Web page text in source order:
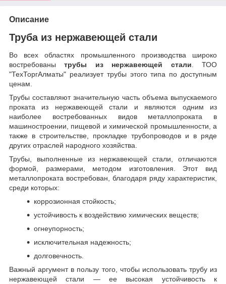
Описание
Труба из нержавеющей стали
Во всех областях промышленного производства широко
востребованытрубы из нержавеющей стали. ТОО
"ТехТоргАлматы" реализует трубы этого типа по доступным
ценам.
Трубы составляют значительную часть объема выпускаемого
проката из нержавеющей стали и являются одним из
наиболее востребованных видов металлопроката в
машиностроении, пищевой и химической промышленности, а
также в строительстве, прокладке трубопроводов и в ряде
других отраслей народного хозяйства.
Трубы, выполненные из нержавеющей стали, отличаются
формой, размерами, методом изготовления. Этот вид
металлопроката востребован, благодаря ряду характеристик,
среди которых:
коррозионная стойкость;
устойчивость к воздействию химических веществ;
огнеупорность;
исключительная надежность;
долговечность.
Важный аргумент в пользу того, чтобы использовать трубу из
нержавеющей стали — ее высокая устойчивость к